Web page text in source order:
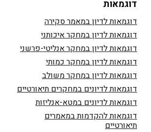
דוגמאות
דוגמאות לדיון במאמר סקירה
דוגמאות לדיון במחקר איכותני
דוגמאות לדיון במחקר אנליטי-פרשני
דוגמאות לדיון במחקר כמותי
דוגמאות לדיון במחקר משולב
דוגמאות לדיונים במחקרים תיאורטיים
דוגמאות לדיונים במטא-אנליזות
דוגמאות להקדמות במאמרים
תיאורטיים